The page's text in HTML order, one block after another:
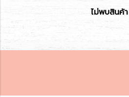
ไม่พบสินค้า